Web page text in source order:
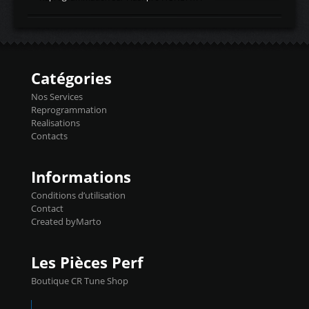
d'admissiontemp ex. pour atmo -30- 80°C
temperaturetemperature ldr moteurtemp
Injecteurs + Flashpro 1370€ TTC Le
précise et performante. Vous pourrez
basculer de la carto sans plomb à Ethanol à
l'aide du flashpro OPTION ECONOMIQUES
Reprog SP 98 sur le calculateur d'origine
450€ TTC Un gain d'environ 10cv et 15nm
Catégories
Nos Services
Reprogrammation
Realisations
Contacts
Informations
Conditions d’utilisation
Contact
Created byMarto
Les Pièces Perf
Boutique CR Tune Shop